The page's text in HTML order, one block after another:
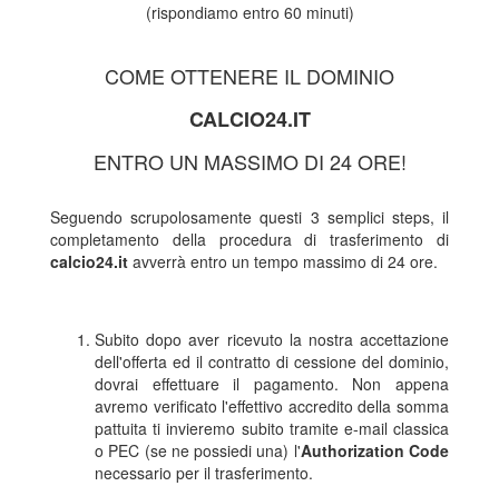
(rispondiamo entro 60 minuti)
COME OTTENERE IL DOMINIO
CALCIO24.IT
ENTRO UN MASSIMO DI 24 ORE!
Seguendo scrupolosamente questi 3 semplici steps, il
completamento della procedura di trasferimento di
calcio24.it avverrà entro un tempo massimo di 24 ore.
Subito dopo aver ricevuto la nostra accettazione
dell'offerta ed il contratto di cessione del dominio,
dovrai effettuare il pagamento. Non appena
avremo verificato l'effettivo accredito della somma
pattuita ti invieremo subito tramite e-mail classica
o PEC (se ne possiedi una) l'Authorization Code
necessario per il trasferimento.